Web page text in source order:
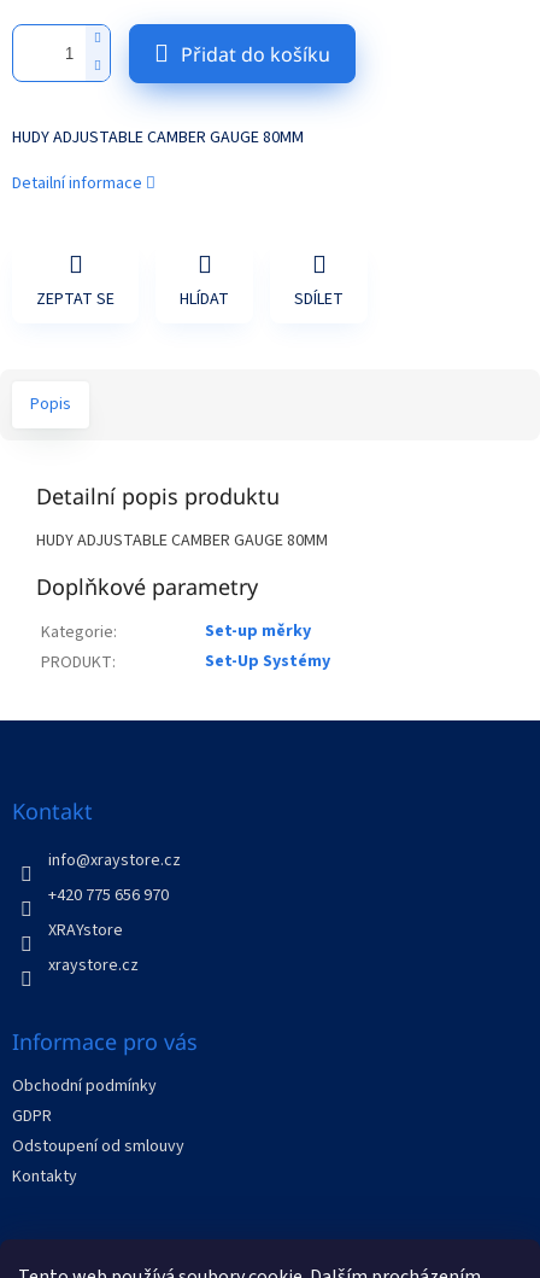
Přidat do košíku
HUDY ADJUSTABLE CAMBER GAUGE 80MM
Detailní informace
ZEPTAT SE HLÍDAT SDÍLET
Popis
Detailní popis produktu
HUDY ADJUSTABLE CAMBER GAUGE 80MM
Doplňkové parametry
Kategorie:
Set-up měrky
PRODUKT: Set-Up Systémy
Kontakt
info@xraystore.cz
+420 775 656 970
XRAYstore
xraystore.cz
Informace pro vás
Obchodní podmínky
GDPR
Odstoupení od smlouvy
Kontakty
Facebook